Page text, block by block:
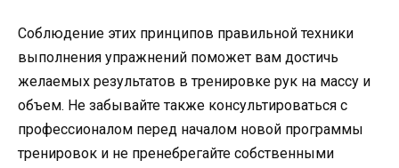
Соблюдение этих принципов правильной техники
выполнения упражнений поможет вам достичь
желаемых результатов в тренировке рук на массу и
объем. Не забывайте также консультироваться с
профессионалом перед началом новой программы
тренировок и не пренебрегайте собственными